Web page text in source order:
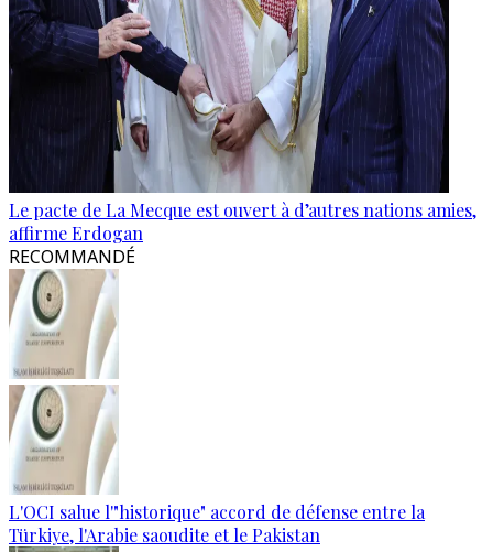
Le pacte de La Mecque est ouvert à d’autres nations amies,
affirme Erdogan
RECOMMANDÉ
L'OCI salue l'"historique" accord de défense entre la
Türkiye, l'Arabie saoudite et le Pakistan